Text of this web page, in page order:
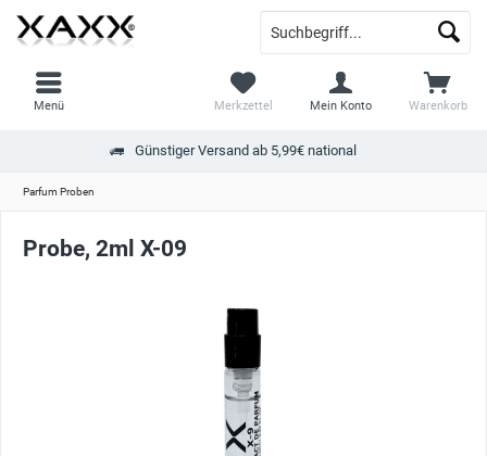
Günstiger Versand ab 5,99€ national
Warenkorb
Merkzettel Mein Konto
Menü
Parfum Proben
Probe, 2ml X-09